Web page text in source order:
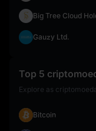
Big Tree Cloud
Gauzy Ltd.
Top 5
Explore as
Bitcoin